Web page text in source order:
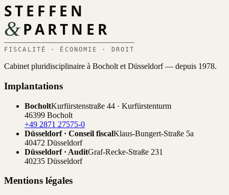
STEFFEN
&PARTNER
FISCALITÉ · ÉCONOMIE · DROIT
Cabinet pluridisciplinaire à Bocholt et Düsseldorf — depuis 1978.
Implantations
BocholtKurfürstenstraße 44 · Kurfürstenturm
46399 Bocholt
+49 2871 27575-0
Düsseldorf · Conseil fiscalKlaus-Bungert-Straße 5a
40472 Düsseldorf
Düsseldorf · AuditGraf-Recke-Straße 231
40235 Düsseldorf
Mentions légales